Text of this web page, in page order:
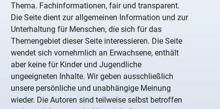
Thema. Fachinformationen, fair und transparent.
Die Seite dient zur allgemeinen Information und zur
Unterhaltung für Menschen, die sich für das
Themengebiet dieser Seite interessieren. Die Seite
wendet sich vornehmlich an Erwachsene, enthält
aber keine für Kinder und Jugendliche
ungeeigneten Inhalte. Wir geben ausschließlich
unsere persönliche und unabhängige Meinung
wieder. Die Autoren sind teilweise selbst betroffen